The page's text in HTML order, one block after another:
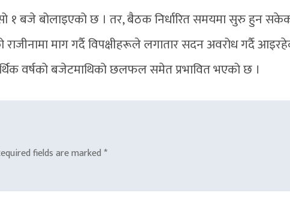
१ बजे बोलाइएको छ । तर, बैठक निर्धारित समयमा सुरु हुन
माग गर्दै विपक्षीहरूले लगातार सदन अवरोध गर्दै
वर्षको बजेटमाथिको छलफल समेत प्रभावित भएको छ ।
fields are marked *